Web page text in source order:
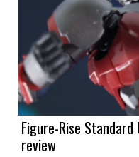
Figure-Rise
review